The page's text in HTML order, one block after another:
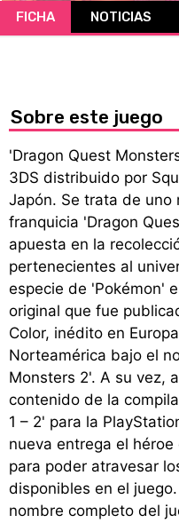
FICHA NOTICIAS
Sobre este juego
'Dragon Quest
3DS distribuido por
Japón. Se trata de
franquicia 'Dragon
apuesta en la
pertenecientes al
especie de 'Pokémon'
original que fue
Color, inédito en
Norteamérica bajo el
Monsters 2'. A su vez,
contenido de la
1 – 2' para la
nueva entrega el
para poder atravesar
disponibles en el
nombre completo del